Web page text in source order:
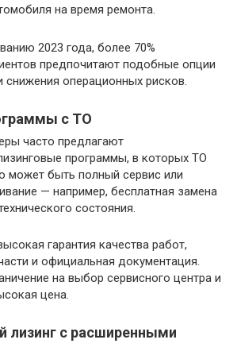
на время ремонта.
2023 года, более 70%
предпочитают подобные опции
снижения операционных рисков.
с ТО
часто предлагают
программы, в которых ТО
может быть полный сервис или
— например, бесплатная замена
состояния.
гарантия качества работ,
и официальная документация.
на выбор сервисного центра и
цена.
лизинг с расширенными